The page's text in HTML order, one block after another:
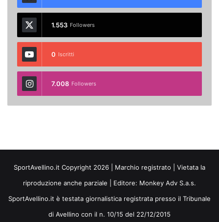
1.553 Followers
0 Iscritti
7.008 Followers
SportAvellino.it Copyright 2026 | Marchio registrato | Vietata la
riproduzione anche parziale | Editore: Monkey Adv S.a.s.
SportAvellino.it è testata giornalistica registrata presso il Tribunale
di Avellino con il n. 10/15 del 22/12/2015